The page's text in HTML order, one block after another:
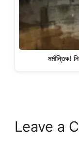
মৰ্মান্তিক!
Leave a